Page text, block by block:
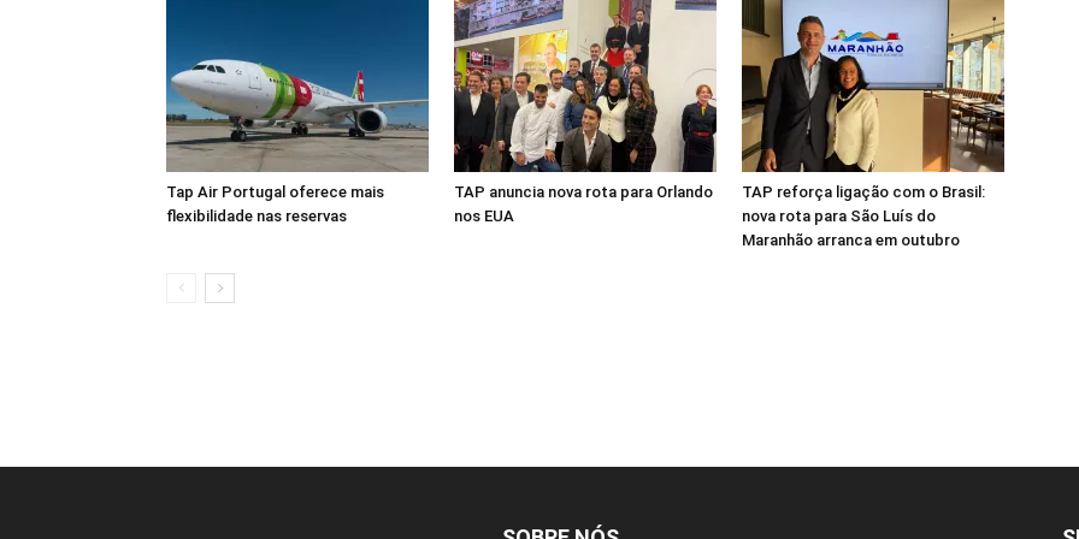
Tap Air Portugal oferece mais
flexibilidade nas reservas
TAP anuncia nova rota para Orlando
nos EUA
TAP reforça ligação com o Brasil:
nova rota para São Luís do
Maranhão arranca em outubro